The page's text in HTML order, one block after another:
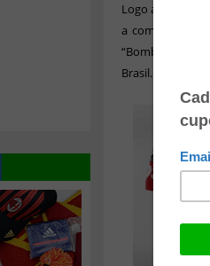
Logo abaixo,
a companhia
“Bombeiros
Brasil.